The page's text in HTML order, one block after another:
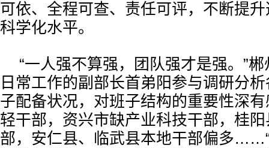
可依、全程可查、责任可评，不断提
科学化水平。
“一人强不算强，团队强才是强。”
日常工作的副部长首弟阳参与调研分
子配备状况，对班子结构的重要性深
轻干部，资兴市缺产业科技干部，桂
部，安仁县、临武县本地干部偏多